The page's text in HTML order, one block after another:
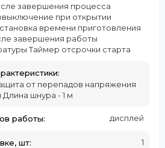
завершения процесса
при открытии
времени приготовления
завершения работы
Таймер отсрочки старта
от перепадов напряжения
шнура - 1 м
работы: дисплей
шт: 1